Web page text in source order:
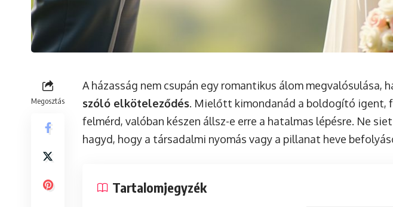
Megosztás
A házasság nem csupán egy romantikus álom megvalósulása,
szóló elköteleződés. Mielőtt kimondanád a boldogító igent,
felmérd, valóban készen állsz-e erre a hatalmas lépésre. Ne
hagyd, hogy a társadalmi nyomás vagy a pillanat heve
Tartalomjegyzék